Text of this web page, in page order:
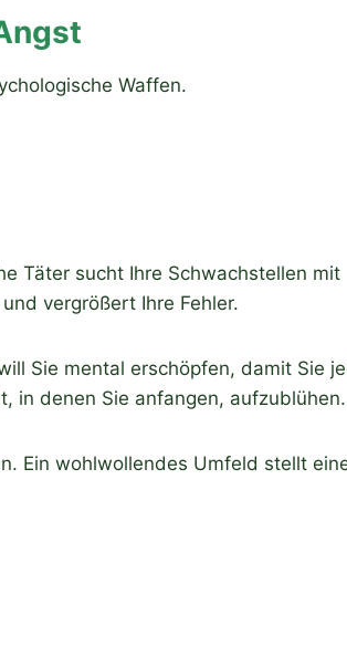
Waffen.
Täter sucht Ihre Schwachstellen mit
vergrößert Ihre Fehler.
Sie mental erschöpfen, damit Sie
in denen Sie anfangen, aufzublühen.
Ein wohlwollendes Umfeld stellt